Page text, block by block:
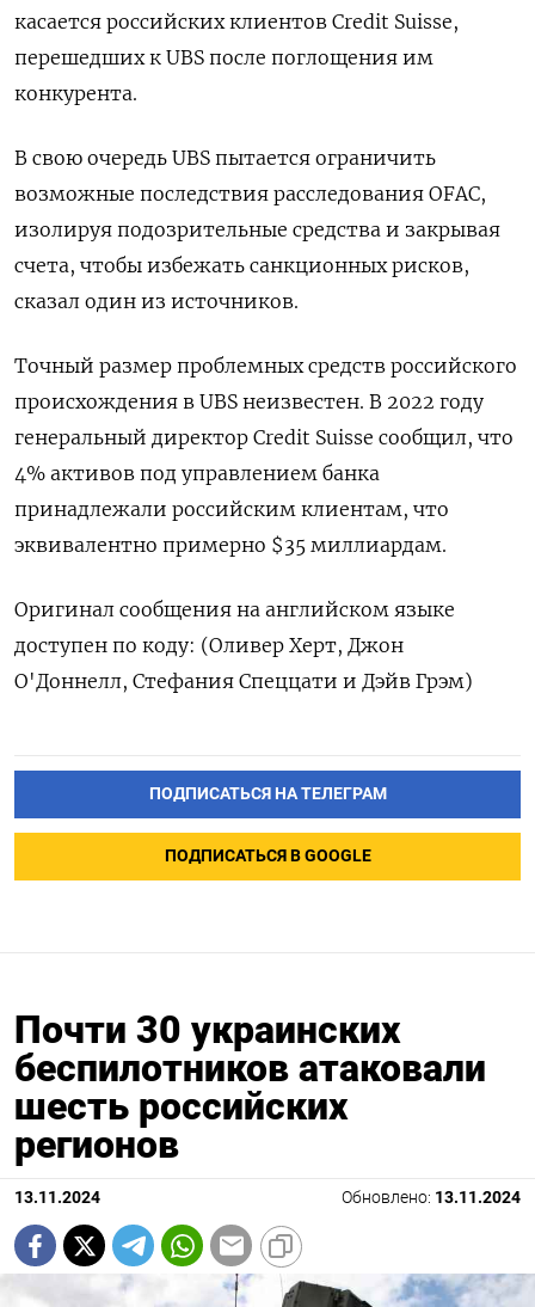
касается российских клиентов Credit Suisse,
перешедших к UBS после поглощения им
конкурента.
В свою очередь UBS пытается ограничить
возможные последствия расследования OFAC,
изолируя подозрительные средства и закрывая
счета, чтобы избежать санкционных рисков,
сказал один из источников.
Точный размер проблемных средств российского
происхождения в UBS неизвестен. В 2022 году
генеральный директор Credit Suisse сообщил, что
4% активов под управлением банка
принадлежали российским клиентам, что
эквивалентно примерно $35 миллиардам.
Оригинал сообщения на английском языке
доступен по коду: (Оливер Херт, Джон
О'Доннелл, Стефания Спеццати и Дэйв Грэм)
ПОДПИСАТЬСЯ НА ТЕЛЕГРАМ
ПОДПИСАТЬСЯ В GOOGLE
Почти 30 украинских
беспилотников атаковали
шесть российских
регионов
13.11.2024 Обновлено: 13.11.2024